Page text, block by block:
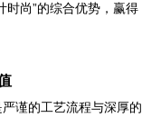
时尚”的综合优势，赢得
谨的工艺流程与深厚的